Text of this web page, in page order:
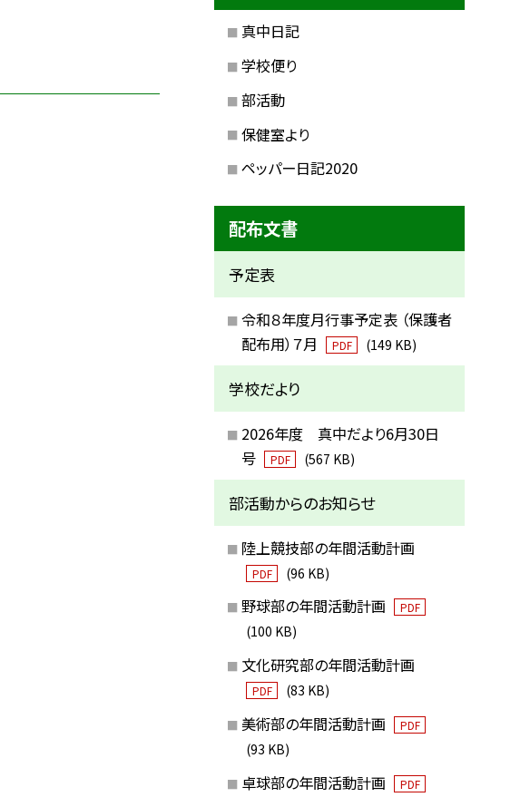
真中日記
学校便り
部活動
保健室より
ペッパー日記2020
配布文書
予定表
令和８年度月行事予定表 （保護者
配布用）７月
PDF (149 KB)
学校だより
2026年度 真中だより6月30日
号
PDF (567 KB)
部活動からのお知らせ
陸上競技部の年間活動計画
PDF (96 KB)
野球部の年間活動計画 PDF
(100 KB)
文化研究部の年間活動計画
PDF (83 KB)
美術部の年間活動計画 PDF
(93 KB)
卓球部の年間活動計画 PDF